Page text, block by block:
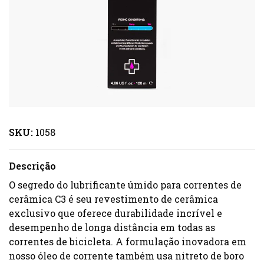
SKU: 1058
Descrição
O segredo do lubrificante úmido para correntes de
cerâmica C3 é seu revestimento de cerâmica
exclusivo que oferece durabilidade incrível e
desempenho de longa distância em todas as
correntes de bicicleta. A formulação inovadora em
nosso óleo de corrente também usa nitreto de boro